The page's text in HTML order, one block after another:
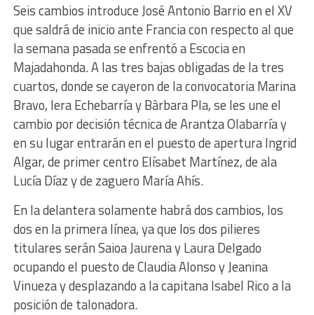
Seis cambios introduce José Antonio Barrio en el XV
que saldrá de inicio ante Francia con respecto al que
la semana pasada se enfrentó a Escocia en
Majadahonda. A las tres bajas obligadas de la tres
cuartos, donde se cayeron de la convocatoria Marina
Bravo, Iera Echebarría y Bàrbara Pla, se les une el
cambio por decisión técnica de Arantza Olabarría y
en su lugar entrarán en el puesto de apertura Ingrid
Algar, de primer centro Elísabet Martínez, de ala
Lucía Díaz y de zaguero María Ahís.
En la delantera solamente habrá dos cambios, los
dos en la primera línea, ya que los dos pilieres
titulares serán Saioa Jaurena y Laura Delgado
ocupando el puesto de Claudia Alonso y Jeanina
Vinueza y desplazando a la capitana Isabel Rico a la
posición de talonadora.